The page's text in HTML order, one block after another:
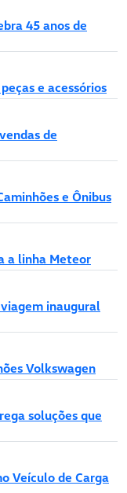
45 anos de
e acessórios
de
e Ônibus
a linha Meteor
inaugural
Volkswagen
soluções que
Veículo de Carga